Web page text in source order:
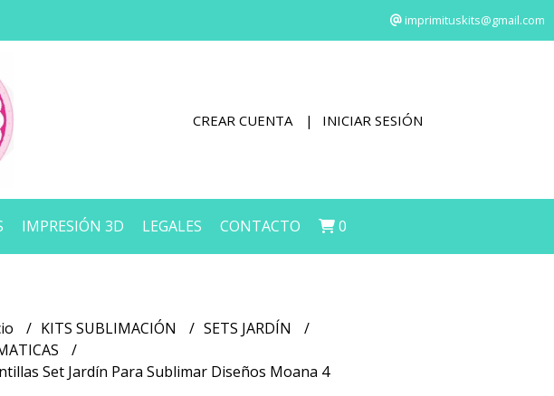
imprimituskits@gmail.com
CREAR CUENTA INICIAR SESIÓN
IMPRESIÓN 3D LEGALES CONTACTO 0
KITS SUBLIMACIÓN
SETS JARDÍN
Set Jardín Para Sublimar Diseños Moana 4